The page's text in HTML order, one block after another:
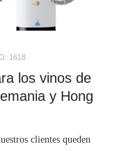
1618
los vinos de
y Hong
clientes queden